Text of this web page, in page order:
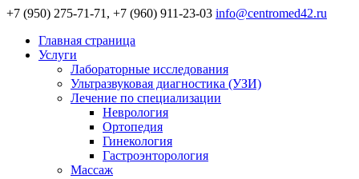
+7 (950) 275-71-71, +7 (960) 911-23-03 info@centromed42.ru
Главная страница
Услуги
Лабораторные исследования
Ультразвуковая диагностика (УЗИ)
Лечение по специализации
Неврология
Ортопедия
Гинекология
Гастроэнторология
Массаж